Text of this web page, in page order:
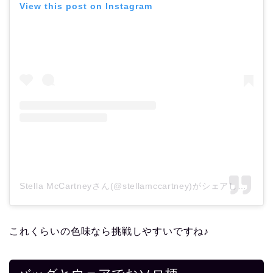
View this post on Instagram
Stella McCartneyさん(@stellamccartney)がシェアした投稿
これくらいの色味なら挑戦しやすいですね♪